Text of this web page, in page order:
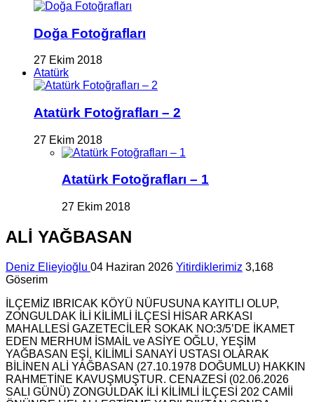
Doğa Fotoğrafları
27 Ekim 2018
Atatürk
Atatürk Fotoğrafları – 2
27 Ekim 2018
Atatürk Fotoğrafları – 1
27 Ekim 2018
ALİ YAĞBASAN
Deniz Elieyioğlu 04 Haziran 2026 Yitirdiklerimiz 3,168
Göserim
İLÇEMİZ IBRICAK KÖYÜ NÜFUSUNA KAYITLI OLUP,
ZONGULDAK İLİ KİLİMLİ İLÇESİ HİSAR ARKASI
MAHALLESİ GAZETECİLER SOKAK NO:3/5’DE İKAMET
EDEN MERHUM İSMAİL ve ASİYE OĞLU, YEŞİM
YAĞBASAN EŞİ, KİLİMLİ SANAYİ USTASI OLARAK
BİLİNEN ALİ YAĞBASAN (27.10.1978 DOĞUMLU) HAKKIN
RAHMETİNE KAVUŞMUŞTUR. CENAZESİ (02.06.2026
SALI GÜNÜ) ZONGULDAK İLİ KİLİMLİ İLÇESİ 202 CAMİİ